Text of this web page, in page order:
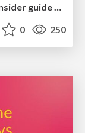
Dominate Local Search Results - an insider guide to GBP, reviews, and Local SEO
0 250